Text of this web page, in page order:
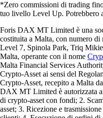
*Zero commissioni di trading
tuo livello Level Up. Potrebbero
Foris DAX MT Limited è una
costituita a Malta, con numero di
Level 7, Spinola Park, Triq
Malta, operante con il nome
Malta Financial Services
Crypto-Asset ai sensi del
Crypto-Asset, recepito a Malta
DAX MT Limited è autorizzata
di crypto-asset con fondi; 2.
asset; 3. Ricezione e